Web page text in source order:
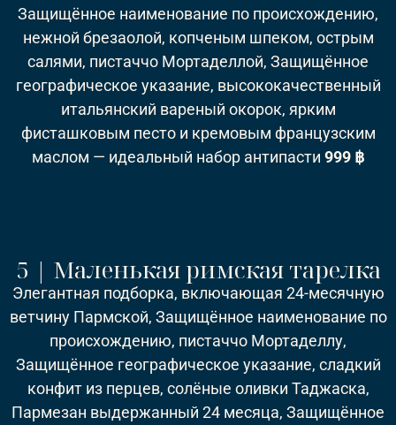
Защищённое наименование по происхождению,
нежной брезаолой, копченым шпеком, острым
салями, пистаччо Мортаделлой, Защищённое
географическое указание, высококачественный
итальянский вареный окорок, ярким
фисташковым песто и кремовым французским
маслом — идеальный набор антипасти 999 ฿
5 | Маленькая римская тарелка
Элегантная подборка, включающая 24-месячную
ветчину Пармской, Защищённое наименование по
происхождению, пистаччо Мортаделлу,
Защищённое географическое указание, сладкий
конфит из перцев, солёные оливки Таджаска,
Пармезан выдержанный 24 месяца, Защищённое